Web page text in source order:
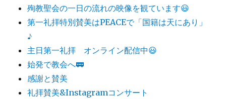
殉教聖会の一日の流れの映像を観ています😃
第一礼拝特別賛美はPEACEで「国籍は天にあり」
♪
主日第一礼拝 オンライン配信中😃
始発で教会へ🚃
感謝と賛美
礼拝賛美&Instagramコンサート